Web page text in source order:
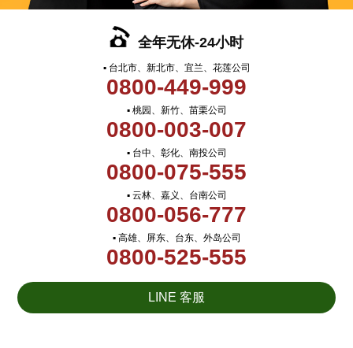
全年无休-24小时
▪ 台北市、新北市、宜兰、花莲公司
0800-449-999
▪ 桃园、新竹、苗栗公司
0800-003-007
▪ 台中、彰化、南投公司
0800-075-555
▪ 云林、嘉义、台南公司
0800-056-777
▪ 高雄、屏东、台东、外岛公司
0800-525-555
LINE 客服